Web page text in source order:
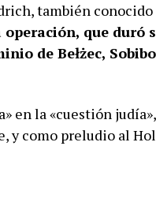
también
que duró
de Bełżec,
en la «cuestión
y como preludio al